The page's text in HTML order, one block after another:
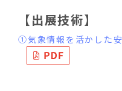
【出展技術】
①気象情報を活かした